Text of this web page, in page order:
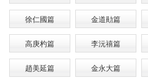
徐仁國篇 金道勛篇
高庚杓篇 李沅禧篇
趙美延篇 金永大篇